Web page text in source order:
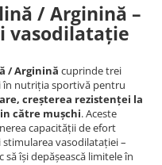
/ Arginină –
vasodilatație
/ Arginină cuprinde trei
în nutriția sportivă pentru
creșterea rezistenței la
către mușchi. Aceste
capacității de efort
vasodilatației –
își depășească limitele în